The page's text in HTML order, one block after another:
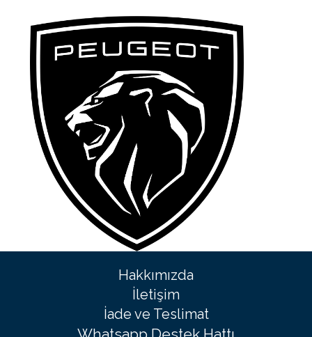
Hakkımızda
İletişim
İade ve Teslimat